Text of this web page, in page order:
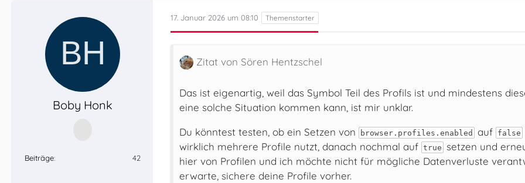
Boby Honk
Beiträge 42
17. Januar 2026 um 08:10
Zitat von Sören Hentzschel
Das ist eigenartig, weil das Symbol Teil des Profils ist und mindestens
eine solche Situation kommen kann, ist mir unklar.
Du könntest testen, ob ein Setzen von
browser.profiles.enabled auf false
wirklich mehrere Profile nutzt, danach nochmal auf true setzen und
hier von Profilen und ich möchte nicht für mögliche Datenverluste
erwarte, sichere deine Profile vorher.